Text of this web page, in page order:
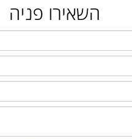
השאירו פניה